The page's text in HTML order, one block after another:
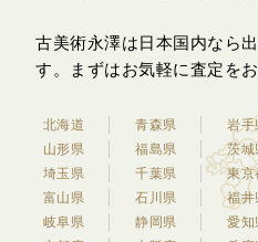
古美術永澤は日本国内なら
す。
まずはお気軽に査定を
北海道 青森県 岩手
山形県
福島県 茨城
埼玉県
千葉県 東京
富山県
石川県 福井
岐阜県
静岡県 愛知